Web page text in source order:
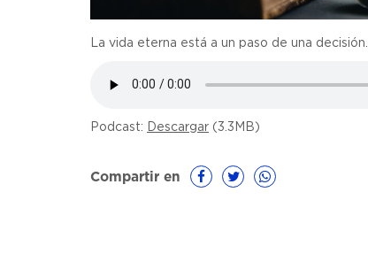
La vida eterna está a un paso de una decisión.
Podcast: Descargar (3.3MB)
Compartir en